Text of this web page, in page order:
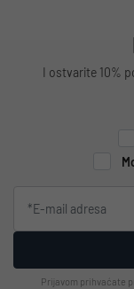
I ostvarite 10%
Prijavom prihvaćate